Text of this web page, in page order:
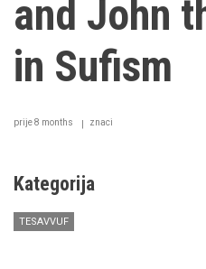
and John
in Sufism
prije 8 months znaci
Kategorija
TESAVVUF